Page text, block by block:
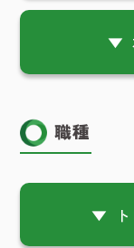
職種